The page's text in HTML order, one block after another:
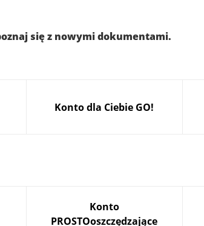
się z nowymi dokumentami.
Konto dla Ciebie GO!
Konto
PROSTOoszczędzające